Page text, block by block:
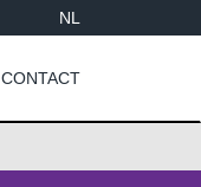
NL
CONTACT